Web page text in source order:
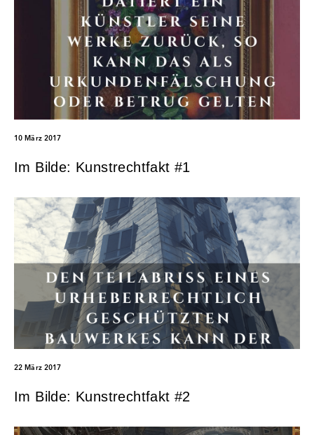
10 März 2017
Im Bilde: Kunstrechtfakt #1
22 März 2017
Im Bilde: Kunstrechtfakt #2